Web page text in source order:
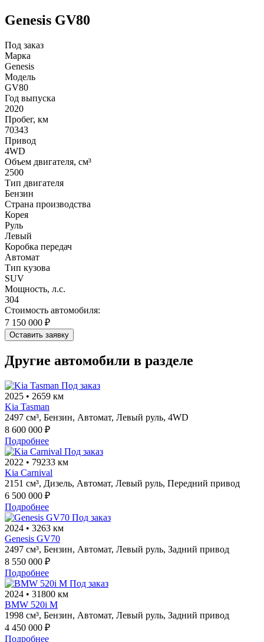
Genesis GV80
Под заказ
Марка
Genesis
Модель
GV80
Год выпуска
2020
Пробег, км
70343
Привод
4WD
Объем двигателя, см³
2500
Тип двигателя
Бензин
Страна производства
Корея
Руль
Левый
Коробка передач
Автомат
Тип кузова
SUV
Мощность, л.с.
304
Стоимость автомобиля:
7 150 000 ₽
Оставить заявку
Другие автомобили в разделе
Под заказ
2025 • 2659 км
Kia Tasman
2497 см³, Бензин, Автомат, Левый руль, 4WD
8 600 000 ₽
Подробнее
Под заказ
2022 • 79233 км
Kia Carnival
2151 см³, Дизель, Автомат, Левый руль, Передний привод
6 500 000 ₽
Подробнее
Под заказ
2024 • 3263 км
Genesis GV70
2497 см³, Бензин, Автомат, Левый руль, Задний привод
8 550 000 ₽
Подробнее
Под заказ
2024 • 31800 км
BMW 520i M
1998 см³, Бензин, Автомат, Левый руль, Задний привод
4 450 000 ₽
Подробнее